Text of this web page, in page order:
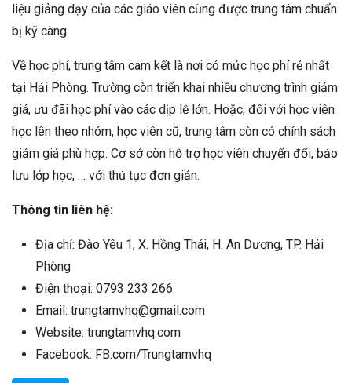
liệu giảng dạy của các giáo viên cũng được trung tâm chuẩn
bị kỹ càng.
Về học phí, trung tâm cam kết là nơi có mức học phí rẻ nhất
tại Hải Phòng. Trường còn triển khai nhiều chương trình giảm
giá, ưu đãi học phí vào các dịp lễ lớn. Hoặc, đối với học viên
học lên theo nhóm, học viên cũ, trung tâm còn có chính sách
giảm giá phù hợp. Cơ sở còn hỗ trợ học viên chuyển đổi, bảo
lưu lớp học, … với thủ tục đơn giản.
Thông tin liên hệ:
Địa chỉ: Đào Yêu 1, X. Hồng Thái, H. An Dương, TP. Hải
Phòng
Điện thoại: 0793 233 266
Email: trungtamvhq@gmail.com
Website: trungtamvhq.com
Facebook: FB.com/Trungtamvhq